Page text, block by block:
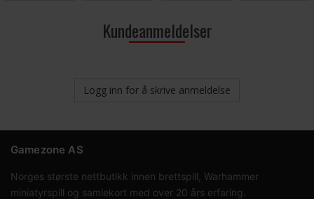
Kundeanmeldelser
Logg inn for å skrive anmeldelse
Gamezone AS
Norges største nettbutikk innen brettspill, Warhammer
miniatyrspill og samlekort med over 20 års erfaring.